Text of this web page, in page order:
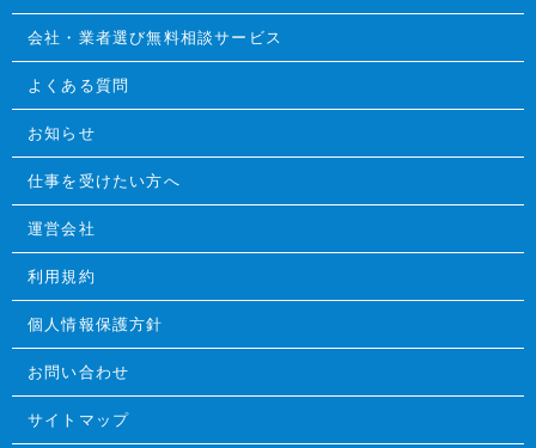
会社・業者選び無料相談サービス
よくある質問
お知らせ
仕事を受けたい方へ
運営会社
利用規約
個人情報保護方針
お問い合わせ
サイトマップ